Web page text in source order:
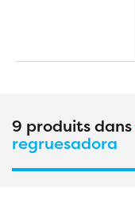
9 produits dans
regruesadora